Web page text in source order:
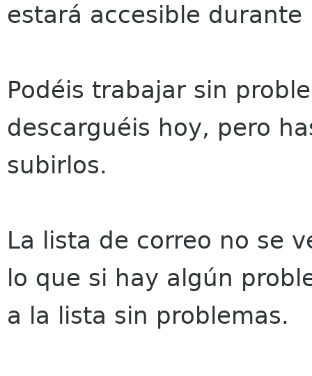
estará accesible
Podéis trabajar sin
descarguéis hoy, pero
subirlos.
La lista de correo no se
lo que si hay algún
a la lista sin problemas.